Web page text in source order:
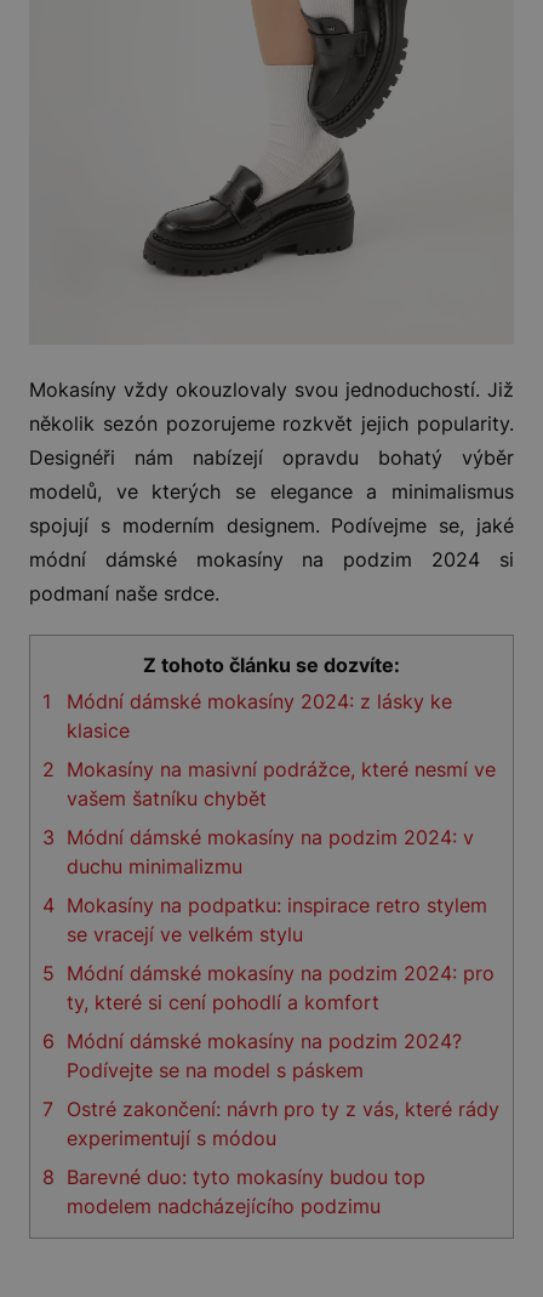
Mokasíny vždy okouzlovaly svou jednoduchostí. Již
několik sezón pozorujeme rozkvět jejich popularity.
Designéři nám nabízejí opravdu bohatý výběr
modelů, ve kterých se elegance a minimalismus
spojují s moderním designem. Podívejme se, jaké
módní dámské mokasíny na podzim 2024 si
podmaní naše srdce.
Z tohoto článku se dozvíte:
1
Módní dámské mokasíny 2024: z lásky ke
klasice
2 Mokasíny na masivní podrážce, které nesmí ve
vašem šatníku chybět
3 Módní dámské mokasíny na podzim 2024: v
duchu minimalizmu
4 Mokasíny na podpatku: inspirace retro stylem
se vracejí ve velkém stylu
5 Módní dámské mokasíny na podzim 2024: pro
ty, které si cení pohodlí a komfort
6 Módní dámské mokasíny na podzim 2024?
Podívejte se na model s páskem
7 Ostré zakončení: návrh pro ty z vás, které rády
experimentují s módou
8 Barevné duo: tyto mokasíny budou top
modelem nadcházejícího podzimu